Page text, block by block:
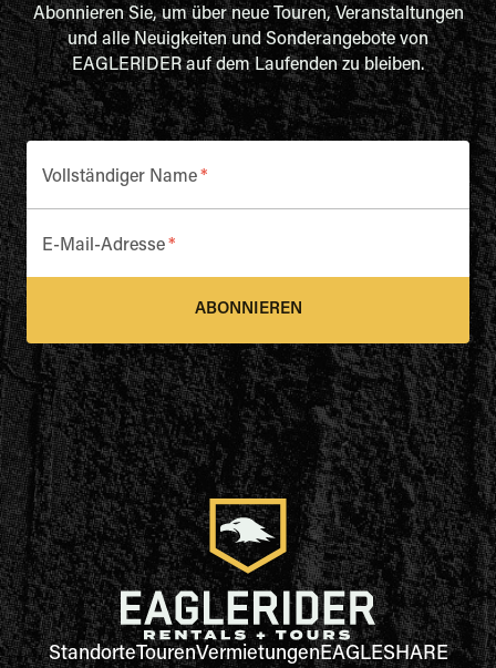
Abonnieren Sie, um über neue Touren, Veranstaltungen
und alle Neuigkeiten und Sonderangebote von
EAGLERIDER auf dem Laufenden zu bleiben.
Vollständiger Name*
E-Mail-Adresse*
ABONNIEREN
StandorteTourenVermietungenEAGLESHARE